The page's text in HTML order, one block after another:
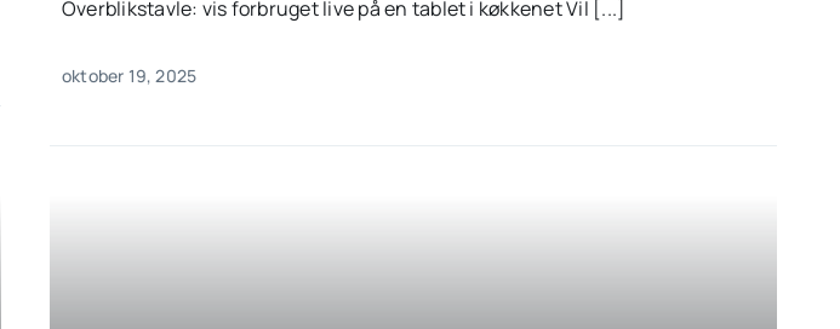
Overblikstavle: vis forbruget live på en tablet i køkkenet Vil [...]
oktober 19, 2025